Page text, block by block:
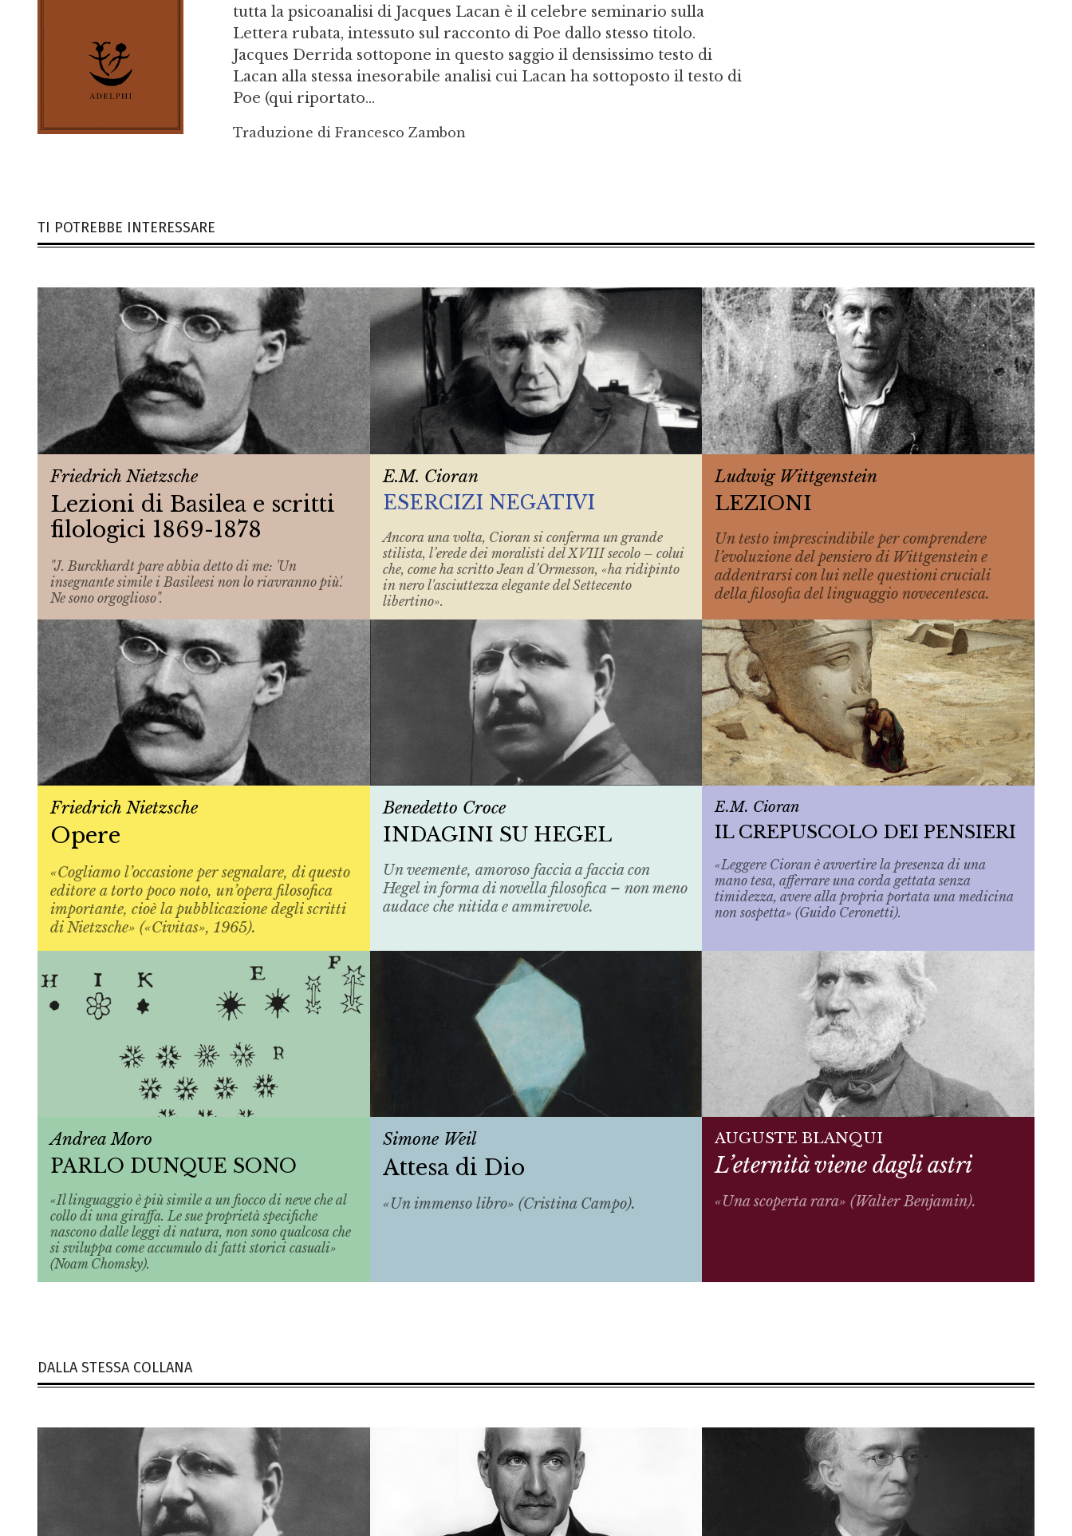
tutta la psicoanalisi di Jacques Lacan è il celebre seminario sulla
Lettera rubata, intessuto sul racconto di Poe dallo stesso titolo.
Jacques Derrida sottopone in questo saggio il densissimo testo di
Lacan alla stessa inesorabile analisi cui Lacan ha sottoposto il testo di
Poe (qui riportato...
Traduzione di Francesco Zambon
TI POTREBBE INTERESSARE
Friedrich Nietzsche
Lezioni di Basilea e scritti
filologici 1869-1878
"J. Burckhardt pare abbia detto di me: 'Un
insegnante simile i Basileesi non lo riavranno più'.
Ne sono orgoglioso".
E.M. Cioran
ESERCIZI NEGATIVI
Ancora una volta, Cioran si conferma un grande
stilista, l’erede dei moralisti del XVIII secolo – colui
che, come ha scritto Jean d’Ormesson, «ha ridipinto
in nero l'asciuttezza elegante del Settecento
libertino».
Ludwig Wittgenstein
LEZIONI
Un testo imprescindibile per comprendere
l’evoluzione del pensiero di Wittgenstein e
addentrarsi con lui nelle questioni cruciali
della filosofia del linguaggio novecentesca.
Friedrich Nietzsche
Opere
«Cogliamo l’occasione per segnalare, di questo
editore a torto poco noto, un’opera filosofica
importante, cioè la pubblicazione degli scritti
di Nietzsche» («Civitas», 1965).
Benedetto Croce
INDAGINI SU HEGEL
Un veemente, amoroso faccia a faccia con
Hegel in forma di novella filosofica – non meno
audace che nitida e ammirevole.
E.M. Cioran
IL CREPUSCOLO DEI PENSIERI
«Leggere Cioran è avvertire la presenza di una
mano tesa, afferrare una corda gettata senza
timidezza, avere alla propria portata una medicina
non sospetta» (Guido Ceronetti).
Andrea Moro
PARLO DUNQUE SONO
«Il linguaggio è più simile a un fiocco di neve che al
collo di una giraffa. Le sue proprietà specifiche
nascono dalle leggi di natura, non sono qualcosa che
si sviluppa come accumulo di fatti storici casuali»
(Noam Chomsky).
Simone Weil
Attesa di Dio
«Un immenso libro» (Cristina Campo).
AUGUSTE BLANQUI
L’eternità viene dagli astri
«Una scoperta rara» (Walter Benjamin).
DALLA STESSA COLLANA